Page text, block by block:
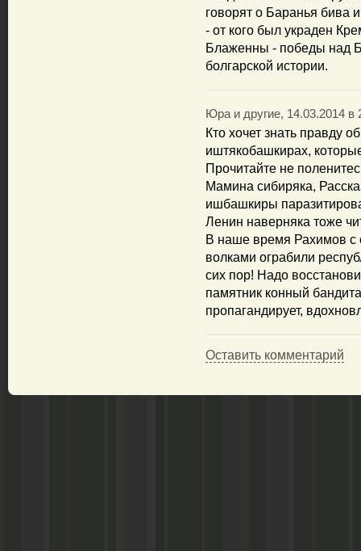
говорят о Баранья бива
- от кого был украден
Блаженны - победы над
болгарской истории.
Юра и другие, 14.03.2014 в
Кто хочет знать правду
иштякобашкирах,
Прочитайте не
Мамина сибиряка,
ишбашкиры
Ленин наверняка тоже
В наше время Рахимов
волками ограбили
сих пор! Надо
памятник конный
пропагандирует,
Оставить комментарий